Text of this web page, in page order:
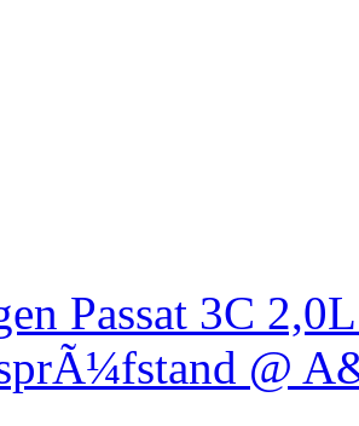
Passat 3C
@